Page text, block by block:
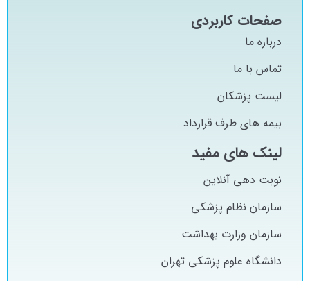
صفحات کاربردی
درباره ما
تماس با ما
لیست پزشکان
بیمه های طرف قرارداد
لینک های مفید
نوبت دهی آنلاین
سازمان نظام پزشکی
سازمان وزارت بهداشت
دانشگاه علوم پزشکی تهران